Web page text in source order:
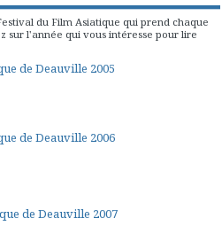
du Film Asiatique qui prend chaque
sur l'année qui vous intéresse pour lire
de Deauville 2005
de Deauville 2006
de Deauville 2007